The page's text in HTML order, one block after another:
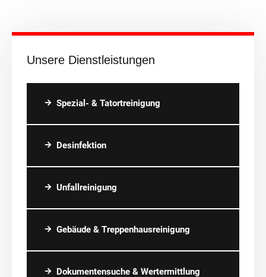
Unsere Dienstleistungen
Spezial- & Tatortreinigung
Desinfektion
Unfallreinigung
Gebäude & Treppenhausreinigung
Dokumentensuche & Wertermittlung